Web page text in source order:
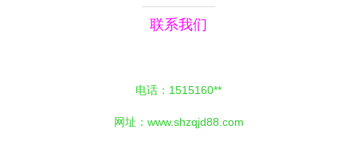
联系我们
电话：1515160**
网址： www.shzqjd88.com